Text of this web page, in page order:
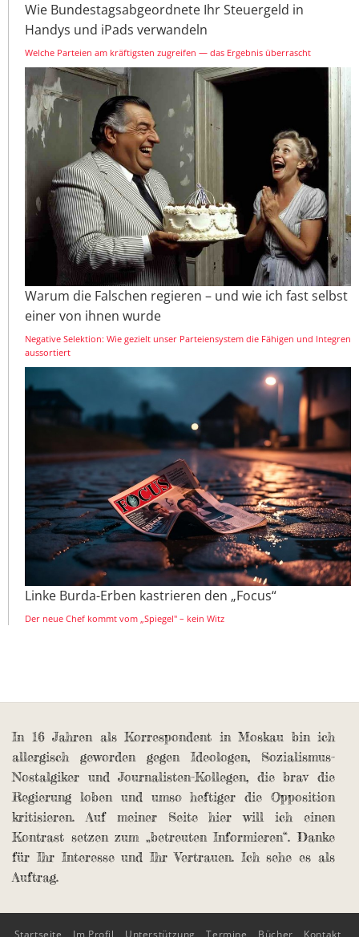
Wie Bundestagsabgeordnete Ihr Steuergeld in
Handys und iPads verwandeln
Welche Parteien am kräftigsten zugreifen — das Ergebnis überrascht
Warum die Falschen regieren – und wie ich fast selbst
einer von ihnen wurde
Negative Selektion: Wie gezielt unser Parteiensystem die Fähigen und Integren
aussortiert
Linke Burda-Erben kastrieren den „Focus“
Der neue Chef kommt vom „Spiegel" – kein Witz
In 16 Jahren als Korrespondent in Moskau bin ich
allergisch geworden gegen Ideologen, Sozialismus-
Nostalgiker und Journalisten-Kollegen, die brav die
Regierung loben und umso heftiger die Opposition
kritisieren. Auf meiner Seite hier will ich einen
Kontrast setzen zum „betreuten Informieren“. Danke
für Ihr Interesse und Ihr Vertrauen. Ich sehe es als
Auftrag.